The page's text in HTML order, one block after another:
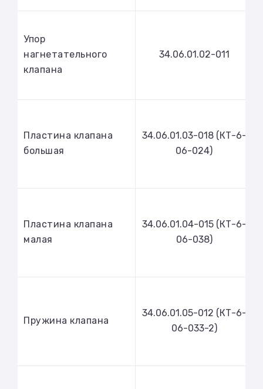
Упор
нагнетательного
клапана
34.06.01.02-011
Пластина клапана
большая
34.06.01.03-018 (КТ-6-
06-024)
Пластина клапана
малая
34.06.01.04-015 (КТ-6-
06-038)
Пружина клапана
34.06.01.05-012 (КТ-6-
06-033-2)